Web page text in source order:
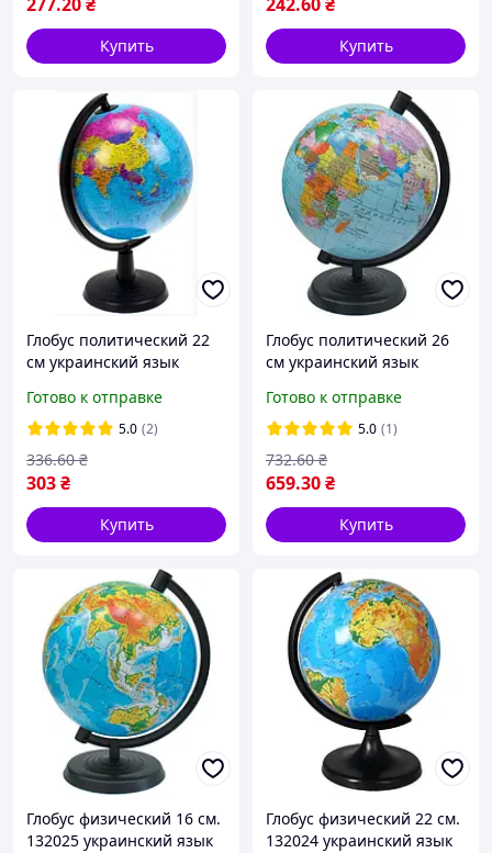
Купить Купить
Глобус политический 22
см украинский язык
Готово к отправке
5.0 (2)
303₴
336.60 ₴
Купить
Глобус политический 26
см украинский язык
260 мм настольный
школьный Marco polo
Готово к отправке
5.0 (1)
659.30₴
732.60 ₴
Купить
Глобус физический 16 см.
132025 украинский язык
Глобус физический 22 см.
132024 украинский язык